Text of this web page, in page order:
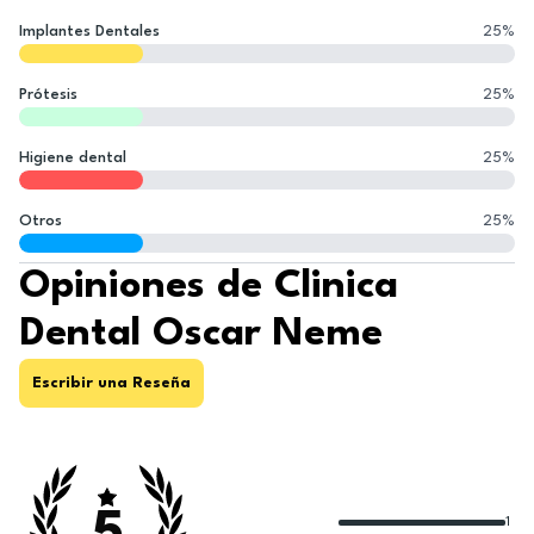
Implantes Dentales 25%
Prótesis 25%
Higiene dental 25%
Otros 25%
Opiniones de Clinica
Dental Oscar Neme
Escribir una Reseña
1